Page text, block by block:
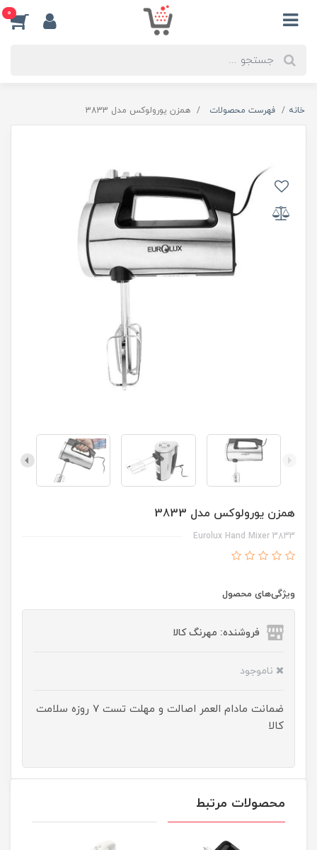
0
خانه فهرست محصولات همزن یورولوکس مدل 3833
همزن یورولوکس مدل 3833
Eurolux Hand Mixer 3833
ویژگی‌های محصول
فروشنده: مهرنگ کالا
ناموجود
ضمانت مادام العمر اصالت و مهلت تست ۷ روزه سلامت
کالا
محصولات مرتبط